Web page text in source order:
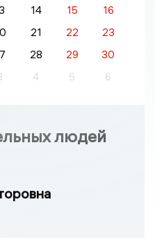
14 15
16
21 22
23
28 29
30
4 5 6
людей